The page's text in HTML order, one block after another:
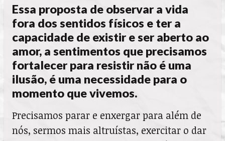
Essa proposta de observar a vida
fora dos sentidos físicos e ter a
capacidade de existir e ser aberto ao
amor, a sentimentos que precisamos
fortalecer para resistir não é uma
ilusão, é uma necessidade para o
momento que vivemos.
Precisamos parar e enxergar para além de
nós, sermos mais altruístas, exercitar o dar